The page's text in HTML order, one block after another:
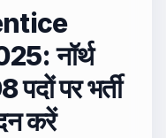
नॉर्थ
पर भर्ती
करें